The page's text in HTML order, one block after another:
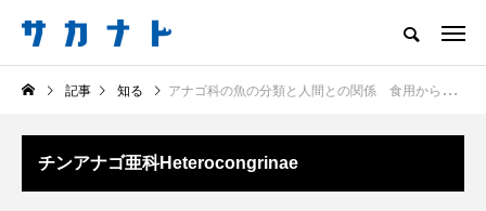
サカナをもっと好きになる
知る 食べる 楽しむ 創る
注目記事
記事 知る アナゴ科の魚の分類と人間との関係 食用から水族館のスターまで？
チンアナゴ亜科Heterocongrinae